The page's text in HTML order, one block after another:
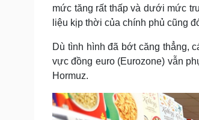
Sức khỏe
Dinh dưỡng - món ngon
Sản phụ khoa
Nhi khoa
Nam khoa
Phòng mạch online
Ăn sạch sống khỏe
Đời
Nhà
Tình
mức tăng rất thấp và dưới mức
liệu kịp thời của chính phủ cũng
Dù tình hình đã bớt căng thẳng,
vực đồng euro (Eurozone) vẫn
Hormuz.